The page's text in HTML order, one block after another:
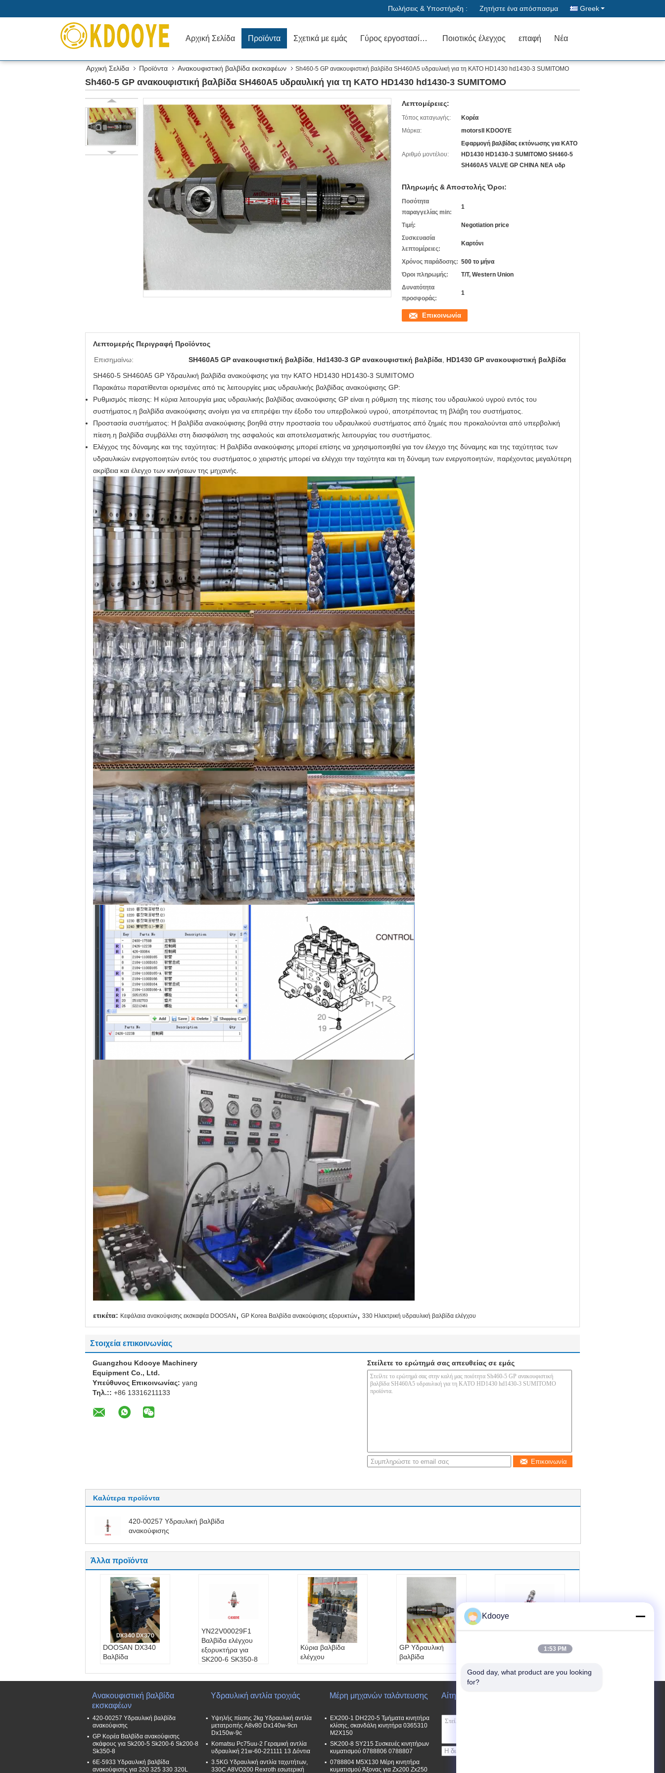
Πωλήσεις & Υποστήριξη : Ζητήστε ένα απόσπασμα Greek
Αρχική Σελίδα Προϊόντα Σχετικά με εμάς Γύρος εργοστασίων Ποιοτικός έλεγχος επαφή Νέα
Αρχική Σελίδα Προϊόντα Ανακουφιστική βαλβίδα εκσκαφέων Sh460-5 GP ανακουφιστική βαλβίδα SH460A5 υδραυλική για τη KATO HD1430 hd1430-3 SUMITOMO
Sh460-5 GP ανακουφιστική βαλβίδα SH460A5 υδραυλική για τη KATO HD1430 hd1430-3 SUMITOMO
Λεπτομέρειες:
Τόπος καταγωγής:
Κορέα
Μάρκα:
motorsll KDOOYE
Αριθμό μοντέλου:
Εφαρμογή βαλβίδας εκτόνωσης για KATO
HD1430 HD1430-3 SUMITOMO SH460-5
SH460A5 VALVE GP CHINA ΝΕΑ υδρ
Πληρωμής & Αποστολής Όροι:
Ποσότητα
παραγγελίας min:
1
Τιμή:
Negotiation price
Συσκευασία
λεπτομέρειες:
Καρτόνι
Χρόνος παράδοσης: 500 το μήνα
Όροι πληρωμής:
T/T, Western Union
Δυνατότητα
προσφοράς:
1
Επικοινωνία
Λεπτομερής Περιγραφή Προϊόντος
Επισημαίνω:
SH460A5 GP ανακουφιστική βαλβίδα Hd1430-3 GP ανακουφιστική βαλβίδα HD1430 GP ανακουφιστική βαλβίδα
SH460-5 SH460A5 GP Υδραυλική βαλβίδα ανακούφισης για την KATO HD1430 HD1430-3 SUMITOMO
Παρακάτω παρατίθενται ορισμένες από τις λειτουργίες μιας υδραυλικής βαλβίδας ανακούφισης GP:
Ρυθμισμός πίεσης: Η κύρια λειτουργία μιας υδραυλικής βαλβίδας ανακούφισης GP είναι η ρύθμιση της πίεσης του υδραυλικού υγρού εντός του
συστήματος.η βαλβίδα ανακούφισης ανοίγει για να επιτρέψει την έξοδο του υπερβολικού υγρού, αποτρέποντας τη βλάβη του συστήματος.
Προστασία συστήματος: Η βαλβίδα ανακούφισης βοηθά στην προστασία του υδραυλικού συστήματος από ζημιές που προκαλούνται από υπερβολική
πίεση.η βαλβίδα συμβάλλει στη διασφάλιση της ασφαλούς και αποτελεσματικής λειτουργίας του συστήματος.
Ελέγχος της δύναμης και της ταχύτητας: Η βαλβίδα ανακούφισης μπορεί επίσης να χρησιμοποιηθεί για τον έλεγχο της δύναμης και της ταχύτητας των
υδραυλικών ενεργοποιητών εντός του συστήματος.ο χειριστής μπορεί να ελέγχει την ταχύτητα και τη δύναμη των ενεργοποιητών, παρέχοντας μεγαλύτερη
ακρίβεια και έλεγχο των κινήσεων της μηχανής.
ετικέτα: Κεφάλαια ανακούφισης εκσκαφέα DOOSAN , GP Korea Βαλβίδα ανακούφισης εξορυκτών, 330 Ηλεκτρική υδραυλική βαλβίδα ελέγχου
Στοιχεία επικοινωνίας
Guangzhou Kdooye Machinery
Equipment Co., Ltd.
Υπεύθυνος Επικοινωνίας: yang
Τηλ.:: +86 13316211133
Στείλετε το ερώτημά σας απευθείας σε εμάς
Επικοινωνία
Καλύτερα προϊόντα
420-00257 Υδραυλική βαλβίδα
ανακούφισης
Άλλα προϊόντα
DOOSAN DX340
Βαλβίδα
σκάφους,
ελέγχου K1002989A
410105-00575
YN22V00029F1
Βαλβίδα ελέγχου
εξορυκτήρα για
SK200-6 SK350-8
Κύρια βαλβίδα
ελέγχου
GP Υδραυλική
βαλβίδα
KATO HD1430
SUMITOMO SH460-
DOOSAN βαλβίδα
σκάφους, DH220-5
υδραυλικής πίεσης
Ανακουφιστική βαλβίδα
εκσκαφέων
420-00257 Υδραυλική βαλβίδα
ανακούφισης
GP Κορέα Βαλβίδα ανακούφισης
σκάφους για Sk200-5 Sk200-6 Sk200-8
Sk350-8
6E-5933 Υδραυλική βαλβίδα
ανακούφισης για 320 325 330 320L
Υδραυλική αντλία τροχιάς
Υψηλής πίεσης 2kg Υδραυλική αντλία
μετατροπής A8v80 Dx140w-9cn
Dx150w-9c
Komatsu Pc75uu-2 Γεραμική αντλία
υδραυλική 21w-60-221111 13 Δόντια
3.5KG Υδραυλική αντλία ταχυτήτων,
330C A8VO200 Rexroth εσωτερική
Μέρη μηχανών ταλάντευσης
EX200-1 DH220-5 Τμήματα κινητήρα
κλίσης, σκανδάλη κινητήρα 0365310
M2X150
SK200-8 SY215 Συσκευές κινητήρων
κυματισμού 0788806 0788807
0788804 M5X130 Μέρη κινητήρα
κυματισμού Άξονας για Zx200 Zx250
Αίτηση κράτησης
Kdooye
1:53 PM
Good day, what product are you looking
for?